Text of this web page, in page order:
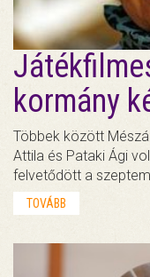
kormány
Többek között
Attila és Pataki Ági
felvetődött a
TOVÁBB